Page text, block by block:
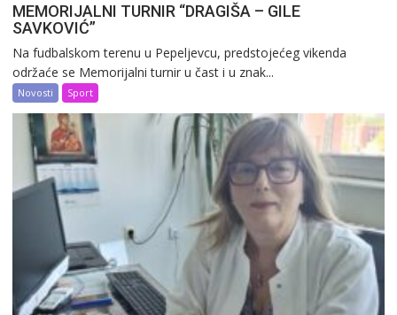
MEMORIJALNI TURNIR “DRAGIŠA – GILE
SAVKOVIĆ”
Na fudbalskom terenu u Pepeljevcu, predstojećeg vikenda
održaće se Memorijalni turnir u čast i u znak...
Novosti Sport